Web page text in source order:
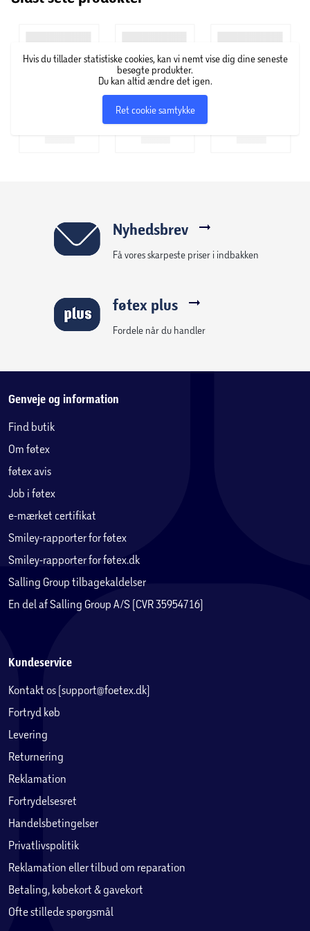
Hvis du tillader statistiske cookies, kan vi nemt vise dig dine seneste
besøgte produkter.
Du kan altid ændre det igen.
Ret cookie samtykke
Nyhedsbrev
Få vores skarpeste priser i indbakken
føtex plus
Fordele når du handler
Genveje og information
Find butik
Om føtex
føtex avis
Job i føtex
e-mærket certifikat
Smiley-rapporter for føtex
Smiley-rapporter for føtex.dk
Salling Group tilbagekaldelser
En del af Salling Group A/S (CVR 35954716)
Kundeservice
Kontakt os (support@foetex.dk)
Fortryd køb
Levering
Returnering
Reklamation
Fortrydelsesret
Handelsbetingelser
Privatlivspolitik
Reklamation eller tilbud om reparation
Betaling, købekort & gavekort
Ofte stillede spørgsmål